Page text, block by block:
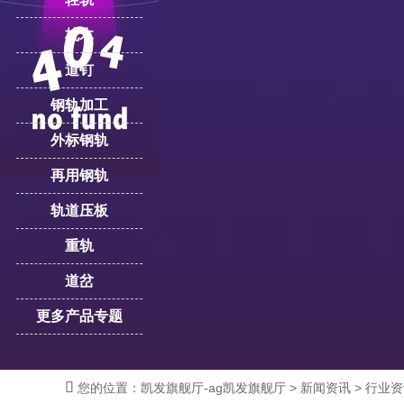
 您的位置： 凯发旗舰厅-ag凯发旗舰厅 > 新闻资讯 > 行业
枕木
道钉
钢轨加工
外标钢轨
再用钢轨
轨道压板
重轨
道岔
更多产品专题